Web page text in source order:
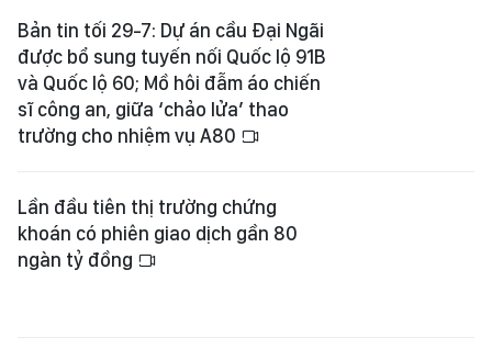
Bản tin tối 29-7: Dự án cầu Đại Ngãi
được bổ sung tuyến nối Quốc lộ 91B
và Quốc lộ 60; Mồ hôi đẫm áo chiến
sĩ công an, giữa ‘chảo lửa’ thao
trường cho nhiệm vụ A80
Lần đầu tiên thị trường chứng
khoán có phiên giao dịch gần 80
ngàn tỷ đồng